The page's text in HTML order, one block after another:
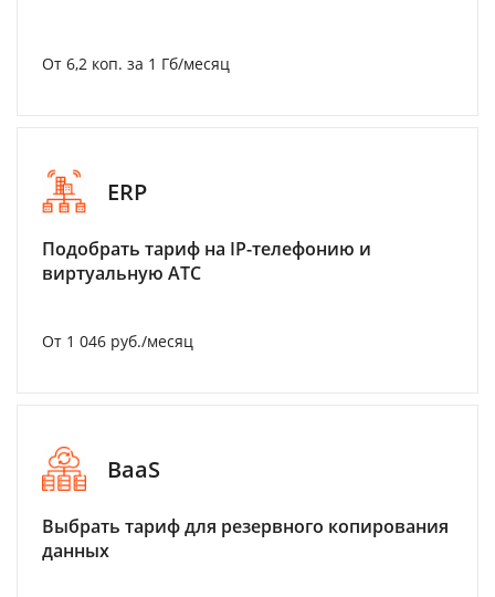
От 6,2 коп. за 1 Гб/месяц
ERP
Подобрать тариф на IP-телефонию и
виртуальную АТС
От 1 046 руб./месяц
BaaS
Выбрать тариф для резервного копирования
данных